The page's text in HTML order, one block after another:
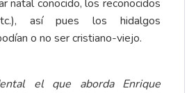
natal conocido, los reconocidos
así pues los hidalgos
o no ser cristiano-viejo.
el que aborda Enrique